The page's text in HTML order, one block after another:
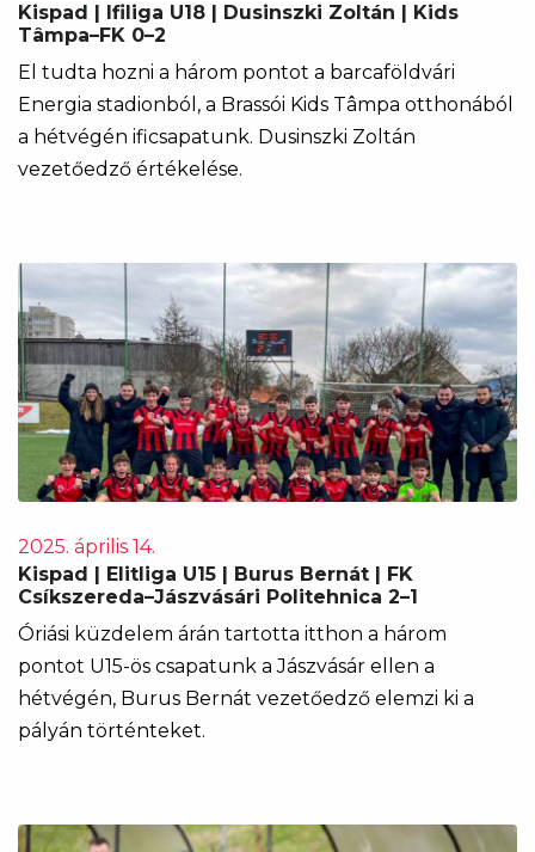
Kispad | Ifiliga U18 | Dusinszki Zoltán | Kids
Tâmpa–FK 0–2
El tudta hozni a három pontot a barcaföldvári
Energia stadionból, a Brassói Kids Tâmpa otthonából
a hétvégén ificsapatunk. Dusinszki Zoltán
vezetőedző értékelése.
2025. április 14.
Kispad | Elitliga U15 | Burus Bernát | FK
Csíkszereda–Jászvásári Politehnica 2–1
Óriási küzdelem árán tartotta itthon a három
pontot U15-ös csapatunk a Jászvásár ellen a
hétvégén, Burus Bernát vezetőedző elemzi ki a
pályán történteket.